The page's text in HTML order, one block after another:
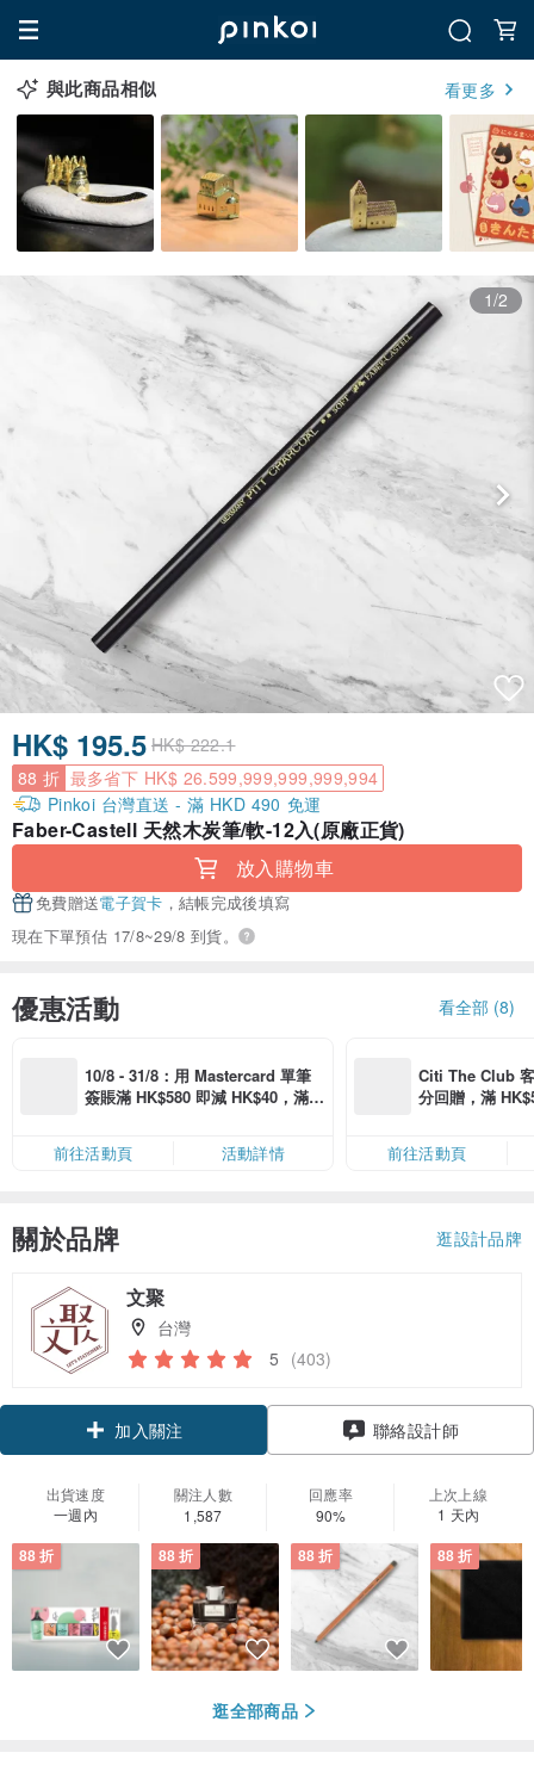
與此商品相似 看更多
1/2
HK$ 195.5 HK$ 222.1
88 折 最多省下 HK$ 26.599,999,999,999,994
Pinkoi 台灣直送 - 滿 HKD 490 免運
Faber-Castell 天然木炭筆/軟-12入(原廠正貨)
放入購物車
免費贈送電子賀卡 ，結帳完成後填寫
現在下單預估 17/8~29/8 到貨。
優惠活動 看全部 (8)
10/8 - 31/8：用 Mastercard 單筆
簽賬滿 HK$580 即減 HK$40，滿 H
額有限，額滿即止，僅限「常用信
前往活動頁 活動詳情
Citi The Club
分回贈，滿
前往活動頁
關於品牌 逛設計品牌
文聚
台灣
5 (403)
加入關注 聯絡設計師
出貨速度
一週內
關注人數
1,587
回應率
90%
上次上線
1 天內
88 折 88 折 88 折 88 折
逛全部商品